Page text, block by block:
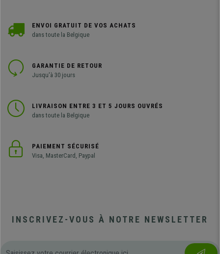
ENVOI GRATUIT DE VOS ACHATS
dans toute la Belgique
GARANTIE DE RETOUR
Jusqu'à 30 jours
LIVRAISON ENTRE 3 ET 5 JOURS OUVRÉS
dans toute la Belgique
PAIEMENT SÉCURISÉ
Visa, MasterCard, Paypal
INSCRIVEZ-VOUS À NOTRE NEWSLETTER